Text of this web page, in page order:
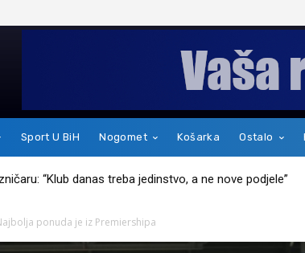
Sport U BiH Nogomet Košarka Ostalo
je zapravo čovjek
ponuda je iz Premiershipa